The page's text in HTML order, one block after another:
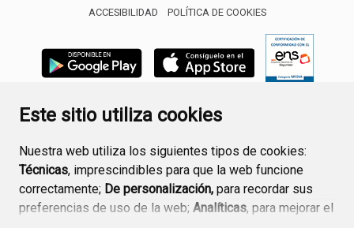
Este sitio utiliza cookies
Nuestra web utiliza los siguientes tipos de cookies:
Técnicas, imprescindibles para que la web funcione
correctamente; De personalización, para recordar sus
preferencias de uso de la web; Analíticas, para mejorar el
ACCESIBILIDAD
POLÍTICA DE COOKIES